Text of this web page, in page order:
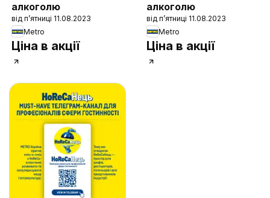
алкоголю
від п’ятниці 11.08.2023
Metro
Ціна в акції
алкоголю
від п’ятниці 11.08.2023
Metro
Ціна в акції